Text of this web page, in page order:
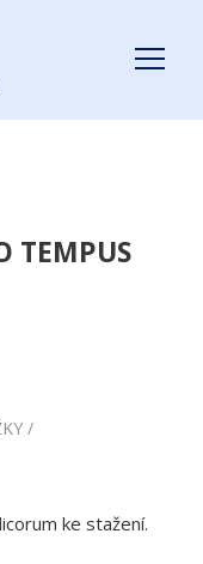
TEMPUS
/
ke stažení.